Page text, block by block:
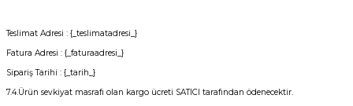
Teslimat Adresi : {_teslimatadresi_}
Fatura Adresi : {_faturaadresi_}
Sipariş Tarihi : {_tarih_}
7.4.Ürün sevkiyat masrafı olan kargo ücreti SATICI tarafından ödenecektir.